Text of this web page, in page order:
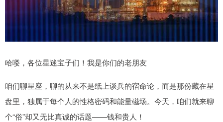
哈喽，各位星迷宝子们！我是你们的老朋友
咱们聊星座，聊的从来不是纸上谈兵的宿命论，而是那份藏在星
盘里，独属于每个人的性格密码和能量磁场。今天，咱们就来聊
个“俗”却又无比真诚的话题——钱和贵人！